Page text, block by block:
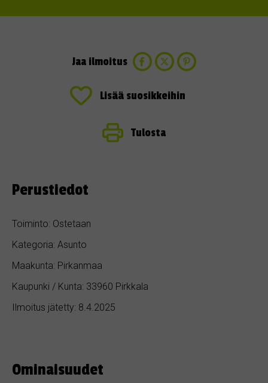
Jaa ilmoitus
Lisää suosikkeihin
Tulosta
Perustiedot
Toiminto: Ostetaan
Kategoria: Asunto
Maakunta: Pirkanmaa
Kaupunki / Kunta: 33960 Pirkkala
Ilmoitus jätetty: 8.4.2025
Ominaisuudet